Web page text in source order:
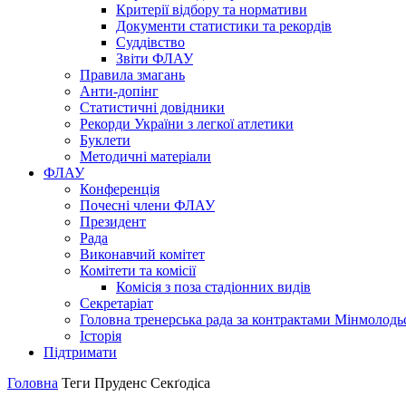
Критерії відбору та нормативи
Документи статистики та рекордів
Суддівство
Звіти ФЛАУ
Правила змагань
Анти-допінг
Статистичні довідники
Рекорди України з легкої атлетики
Буклети
Методичні матеріали
ФЛАУ
Конференція
Почесні члени ФЛАУ
Президент
Рада
Виконавчий комітет
Комітети та комісії
Комісія з поза стадіонних видів
Секретаріат
Головна тренерська рада за контрактами
Історія
Підтримати
Головна Теги Пруденс Секґодіса